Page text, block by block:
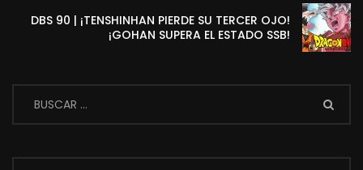
DBS 90 | ¡TENSHINHAN PIERDE SU TERCER OJO!
¡GOHAN SUPERA EL ESTADO SSB!